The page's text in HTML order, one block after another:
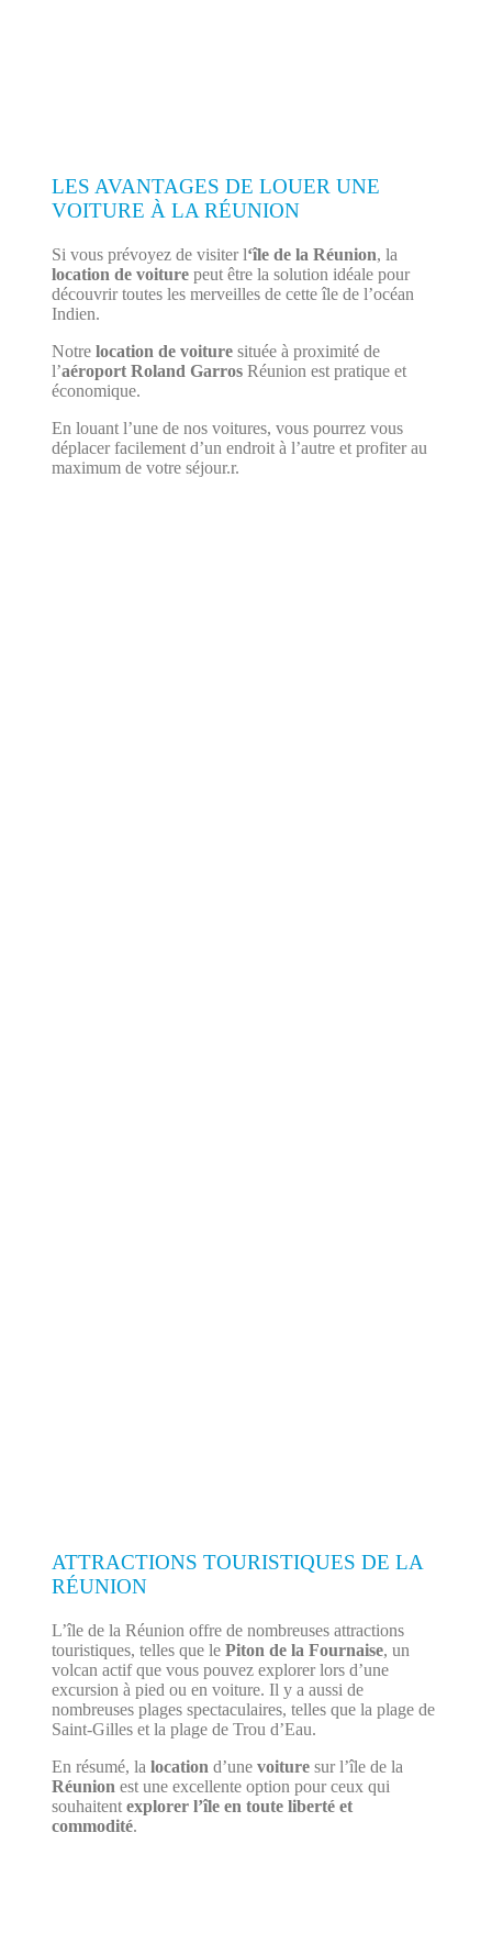
LES AVANTAGES DE LOUER UNE
VOITURE À LA RÉUNION
Si vous prévoyez de visiter l‘île de la Réunion, la
location de voiturepeut être la solution idéale pour
découvrir toutes les merveilles de cette île de l’océan
Indien.
Notre location de voituresituée à proximité de
l’aéroport Roland GarrosRéunion est pratique et
économique.
En louant l’une de nos voitures, vous pourrez vous
déplacer facilement d’un endroit à l’autre et profiter au
maximum de votre séjour.r.
ATTRACTIONS TOURISTIQUES DE LA
RÉUNION
L’île de la Réunion offre de nombreuses attractions
touristiques, telles que le Piton de la Fournaise, un
volcan actif que vous pouvez explorer lors d’une
excursion à pied ou en voiture. Il y a aussi de
nombreuses plages spectaculaires, telles que la plage de
Saint-Gilles et la plage de Trou d’Eau.
En résumé, la location d’unevoituresur l’île de la
Réunion est une excellente option pour ceux qui
souhaitent explorer l’île en toute liberté et
commodité.